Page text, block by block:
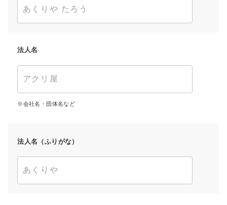
法人名
会社名・団体名など
法人名（ふりがな）